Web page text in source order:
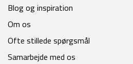
Blog og inspiration
Om os
Ofte stillede spørgsmål
Samarbejde med os